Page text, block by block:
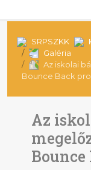
SRPSZKK
Galéria
Az iskolai
Bounce Back
Az